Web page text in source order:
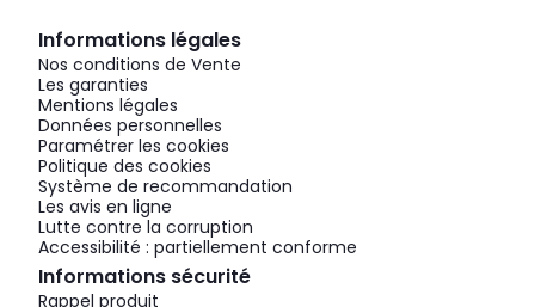
Informations légales
Nos conditions de Vente
Les garanties
Mentions légales
Données personnelles
Paramétrer les cookies
Politique des cookies
Système de recommandation
Les avis en ligne
Lutte contre la corruption
Accessibilité : partiellement conforme
Informations sécurité
Rappel produit